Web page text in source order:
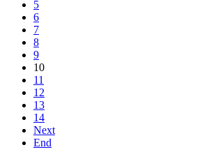
5
6
7
8
9
10
11
12
13
14
Next
End